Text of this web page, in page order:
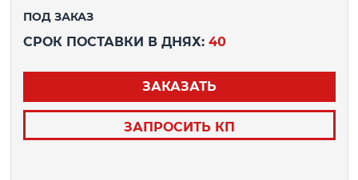
ПОД ЗАКАЗ
СРОК ПОСТАВКИ В ДНЯХ: 40
ЗАКАЗАТЬ
ЗАПРОСИТЬ КП